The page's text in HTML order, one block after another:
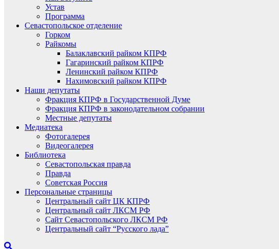
Устав
Программа
Севастопольское отделение
Горком
Райкомы
Балаклавский райком КПРФ
Гагаринский райком КПРФ
Ленинский райком КПРФ
Нахимовский райком КПРФ
Наши депутаты
Фракция КПРФ в Государственной Думе
Фракция КПРФ в законодательном собрании
Местные депутаты
Медиатека
Фотогалерея
Видеогалерея
Библиотека
Севастопольская правда
Правда
Советская Россия
Персональные страницы
Центральный сайт ЦК КПРФ
Центральный сайт ЛКСМ РФ
Сайт Севастопольского ЛКСМ РФ
Центральный сайт “Русского лада”